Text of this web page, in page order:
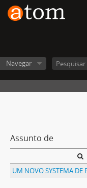
Navegar
Assunto de